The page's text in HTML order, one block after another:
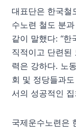
대표단은 한국철
수노련 철도 분
같이 말했다: “한
직적이고 단련된
력은 강하다. 노
회 및 정당들과
서의 성공적인
국제운수노련은